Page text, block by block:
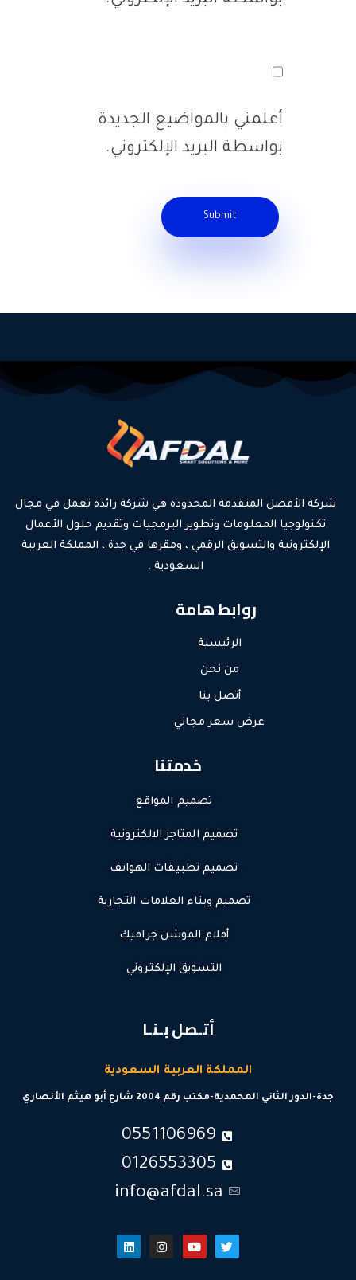
أعلمني بالمواضيع الجديدة
بواسطة البريد الإلكتروني.
شركة الأفضل المتقدمة المحدودة هي شركة رائدة تعمل في مجال
تكنولوجيا المعلومات وتطوير البرمجيات وتقديم حلول الأعمال
الإلكترونية والتسويق الرقمي ، ومقرها في جدة ، المملكة العربية
السعودية .
روابط هامة
الرئيسية
من نحن
أتصل بنا
عرض سعر مجاني
خدمتنا
تصميم المواقع
تصميم المتاجر الالكترونية
تصميم تطبيقات الهواتف
تصميم وبناء العلامات التجارية
أفلام الموشن جرافيك
التسويق الإلكتروني
أتـصل بـنـا
المملكة العربية السعودية
جدة-الدور الثاني المحمدية-مكتب رقم 2004 شارع أبو هيثم الأنصاري
0551106969
0126553305
info@afdal.sa